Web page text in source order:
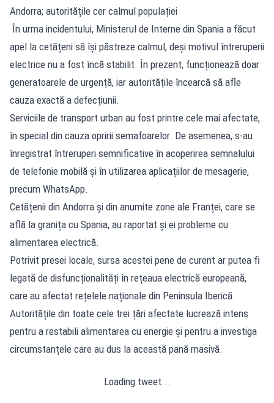
Andorra; autoritățile cer calmul populației
În urma incidentului, Ministerul de Interne din Spania a făcut
apel la cetățeni să își păstreze calmul, deși motivul întreruperii
electrice nu a fost încă stabilit. În prezent, funcționează doar
generatoarele de urgență, iar autoritățile încearcă să afle
cauza exactă a defecțiunii.
Serviciile de transport urban au fost printre cele mai afectate,
în special din cauza opririi semafoarelor. De asemenea, s-au
înregistrat întreruperi semnificative în acoperirea semnalului
de telefonie mobilă și în utilizarea aplicațiilor de mesagerie,
precum WhatsApp.
Cetățenii din Andorra și din anumite zone ale Franței, care se
află la granița cu Spania, au raportat și ei probleme cu
alimentarea electrică.
Potrivit presei locale, sursa acestei pene de curent ar putea fi
legată de disfuncționalități în rețeaua electrică europeană,
care au afectat rețelele naționale din Peninsula Iberică.
Autoritățile din toate cele trei țări afectate lucrează intens
pentru a restabili alimentarea cu energie și pentru a investiga
circumstanțele care au dus la această pană masivă.
Loading tweet...